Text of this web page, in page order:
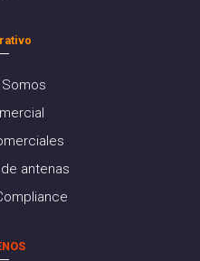
antenas